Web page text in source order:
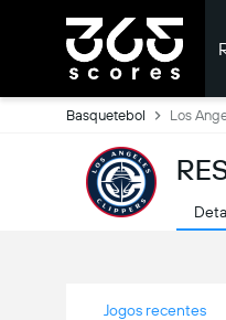
Basquetebol Los
Jogos recentes